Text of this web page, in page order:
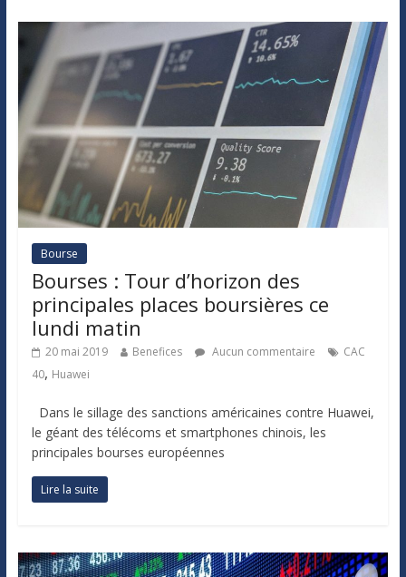
Bourse
Bourses : Tour d’horizon des
principales places boursières ce
lundi matin
20 mai 2019 Benefices Aucun commentaire
CAC
40, Huawei
Dans le sillage des sanctions américaines contre Huawei,
le géant des télécoms et smartphones chinois, les
principales bourses européennes
Lire la suite